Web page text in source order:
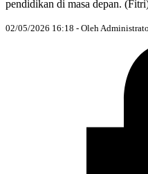
pendidikan di masa depan.
02/05/2026 16:18 - Oleh